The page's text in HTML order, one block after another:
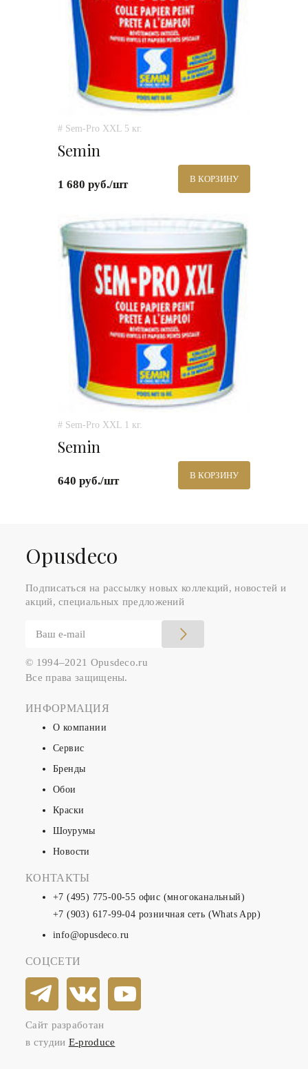
# Sem-Pro XXL 5 кг.
Semin
1 680 руб./шт В КОРЗИНУ
# Sem-Pro XXL 1 кг.
Semin
640 руб./шт В КОРЗИНУ
Оpusdeco
Подписаться на рассылку новых коллекций, новостей и
акций, специальных предложений
© 1994–2021 Opusdeco.ru
Все права защищены.
ИНФОРМАЦИЯ
О компании
Сервис
Бренды
Обои
Краски
Шоурумы
Новости
КОНТАКТЫ
+7 (495) 775-00-55 офис (многоканальный)
+7 (903) 617-99-04 розничная сеть (Whats App)
info@opusdeco.ru
СОЦСЕТИ
Сайт разработан
в студии E-produce